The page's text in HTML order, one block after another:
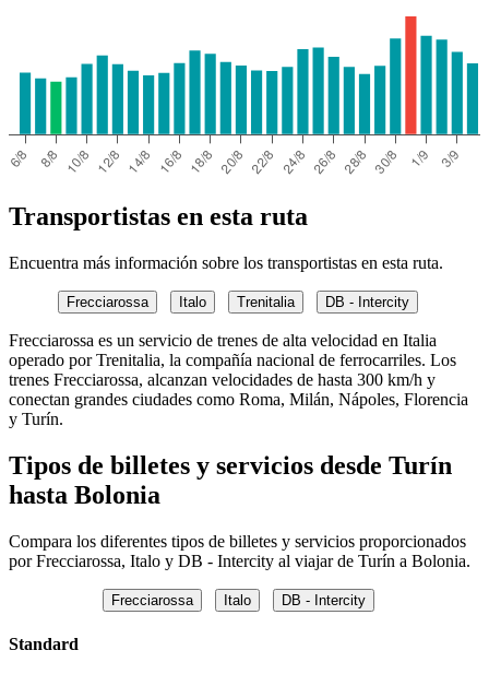
Transportistas en esta ruta
Encuentra más información sobre los transportistas en esta ruta.
Frecciarossa Italo Trenitalia DB - Intercity
Frecciarossa es un servicio de trenes de alta velocidad en Italia
operado por Trenitalia, la compañía nacional de ferrocarriles. Los
trenes Frecciarossa, alcanzan velocidades de hasta 300 km/h y
conectan grandes ciudades como Roma, Milán, Nápoles, Florencia
y Turín.
Tipos de billetes y servicios desde Turín
hasta Bolonia
Compara los diferentes tipos de billetes y servicios proporcionados
por Frecciarossa, Italo y DB - Intercity al viajar de Turín a Bolonia.
Frecciarossa Italo DB - Intercity
Standard